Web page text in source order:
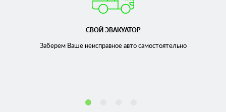
СВОЙ ЭВАКУАТОР
Заберем Ваше неисправноеавто самостоятельно